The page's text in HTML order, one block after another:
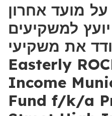
מועד אחרון
למשקיעים
את משקיעי
Easterly
Income
Fund f/k/a